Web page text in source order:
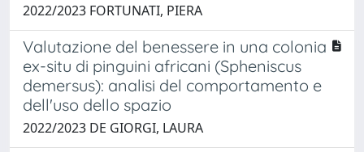
2022/2023 FORTUNATI, PIERA
Valutazione del benessere in una colonia
ex-situ di pinguini africani (Spheniscus
demersus): analisi del comportamento e
dell'uso dello spazio
2022/2023 DE GIORGI, LAURA